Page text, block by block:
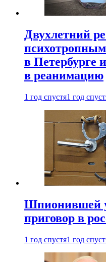
Двухлетний
в Петербурге
в реанимацию
1 год спустя1 год
Шпионившей
приговор в
1 год спустя1 год